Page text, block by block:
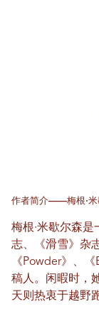
作者简介——梅根·米
梅根·米歇尔森
志、《滑雪》杂
《Powder》、
稿人。闲暇时，
天则热衷于越野